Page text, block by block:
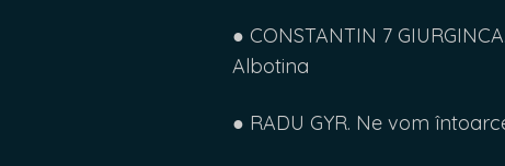
● CONSTANTIN 7
Albotina
● RADU GYR. Ne vom